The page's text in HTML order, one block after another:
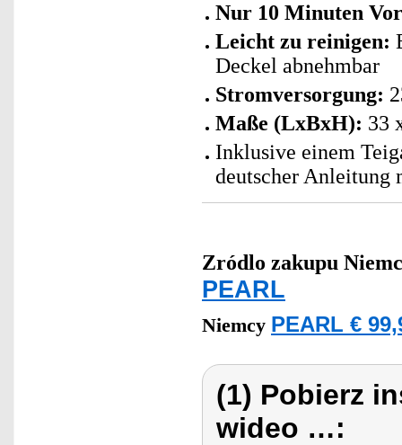
Nur 10 Minuten
Leicht zu reinigen:
Deckel abnehmbar
Stromversorgung:
Maße (LxBxH): 33
Inklusive einem
deutscher Anleitung
Zródlo zakupu
PEARL
Niemcy PEARL €
(1) Pobierz
wideo …: